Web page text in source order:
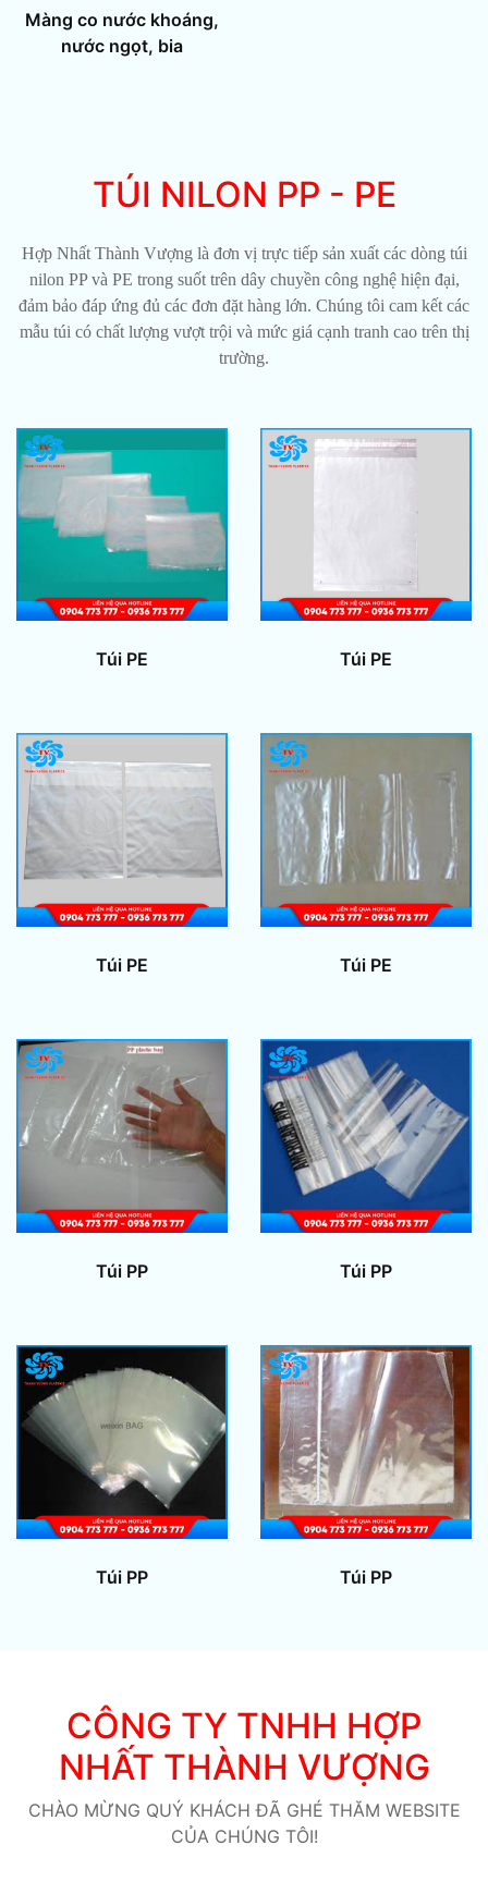
Màng co nước khoáng,
nước ngọt, bia
TÚI NILON PP - PE
Hợp Nhất Thành Vượng là đơn vị trực tiếp sản xuất các dòng túi
nilon PP và PE trong suốt trên dây chuyền công nghệ hiện đại,
đảm bảo đáp ứng đủ các đơn đặt hàng lớn. Chúng tôi cam kết các
mẫu túi có chất lượng vượt trội và mức giá cạnh tranh cao trên thị
trường.
Túi PE Túi PE
Túi PE Túi PE
Túi PP Túi PP
Túi PP Túi PP
CÔNG TY TNHH HỢP
NHẤT THÀNH VƯỢNG
CHÀO MỪNG QUÝ KHÁCH ĐÃ GHÉ THĂM WEBSITE
CỦA CHÚNG TÔI!